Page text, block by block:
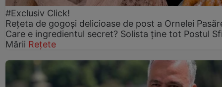
#Exclusiv Click!
Rețeta de gogoşi delicioase de post a Ornelei
Care e ingredientul secret? Solista ține tot Postul
Mării Rețete